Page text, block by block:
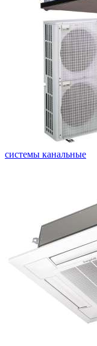
системы канальные